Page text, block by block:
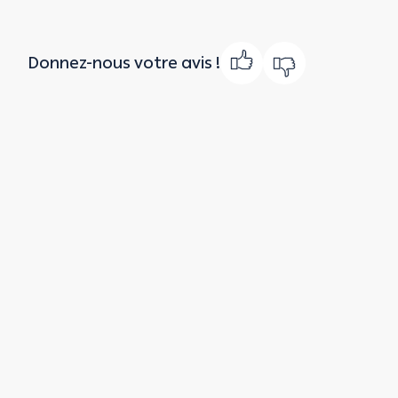
Donnez-nous votre avis !